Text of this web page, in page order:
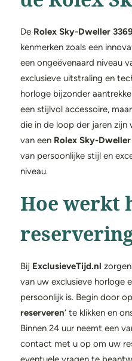
De Rolex Sky-Dweller
kenmerken zoals een
een ongeëvenaard niveau
exclusieve uitstraling en
horloge bijzonder
een stijlvol accessoire,
die in de loop der jaren
van een Rolex Sky-
van persoonlijke stijl en
niveau.
Hoe werkt
Bij ExclusieveTijd.nl
van uw exclusieve horloge
persoonlijk is. Begin door
reserveren‘ te klikken en
Binnen 24 uur neemt een
contact met u op om uw